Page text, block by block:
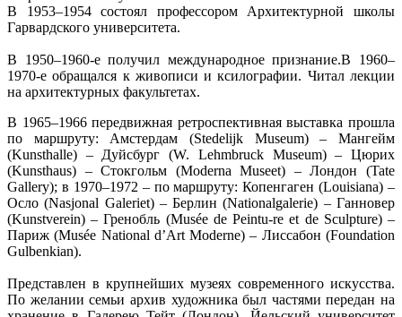
В 1953–1954 состоял профессором Архитектурной школы
Гарвардского университета.
В 1950–1960-е получил международное признание.В 1960–
1970-е обращался к живописи и ксилографии. Читал лекции
на архитектурных факультетах.
В 1965–1966 передвижная ретроспективная выставка прошла
по маршруту: Амстердам (Stedelijk Museum) – Мангейм
(Kunsthalle) – Дуйсбург (W. Lehmbruck Museum) – Цюрих
(Kunsthaus) – Стокгольм (Moderna Museet) – Лондон (Tate
Gallery); в 1970–1972 – по маршруту: Копенгаген (Louisiana) –
Осло (Nasjonal Galeriet) – Берлин (Nationalgalerie) – Ганновер
(Kunstverein) – Гренобль (Musée de Peintu-re et de Sculpture) –
Париж (Musée National d’Art Moderne) – Лиссабон (Foundation
Gulbenkian).
Представлен в крупнейших музеях современного искусства.
По желании семьи архив художника был частями передан на